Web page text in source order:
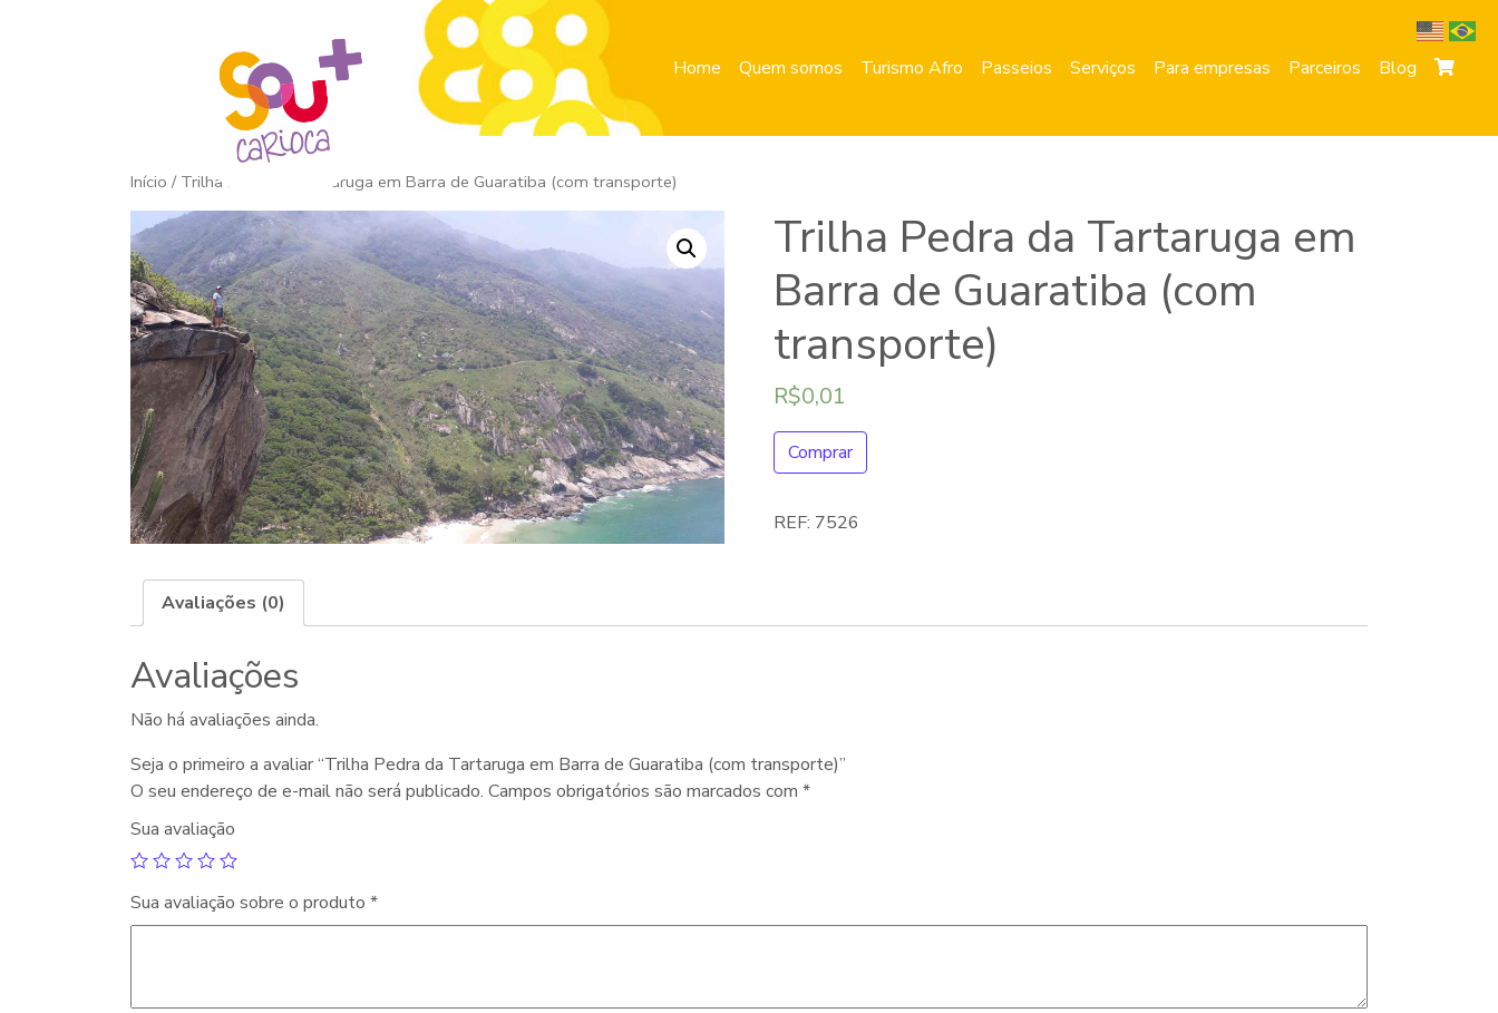
Home Quem somos Turismo Afro Passeios Serviços Para empresas Parceiros Blog
Início / Trilha Pedra da Tartaruga em Barra de Guaratiba (com transporte)
Trilha Pedra da Tartaruga em
Barra de Guaratiba (com
transporte)
R$0,01
Comprar
REF: 7526
Avaliações (0)
Avaliações
Não há avaliações ainda.
Seja o primeiro a avaliar “Trilha Pedra da Tartaruga em Barra de Guaratiba (com transporte)”
O seu endereço de e-mail não será publicado. Campos obrigatórios são marcados com *
Sua avaliação
Sua avaliação sobre o produto *